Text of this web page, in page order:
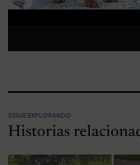
SIGUE EXPLORANDO
Historias